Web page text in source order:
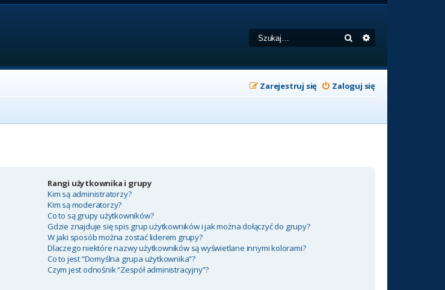
Szukaj
Zaloguj się
Zarejestruj się
Rangi użytkownika i grupy
Kim są administratorzy?
Kim są moderatorzy?
Co to są grupy użytkowników?
Gdzie znajduje się spis grup użytkowników i jak można dołączyć do grupy?
W jaki sposób można zostać liderem grupy?
Dlaczego niektóre nazwy użytkowników są wyświetlane innymi kolorami?
Co to jest “Domyślna grupa użytkownika”?
Czym jest odnośnik “Zespół administracyjny”?